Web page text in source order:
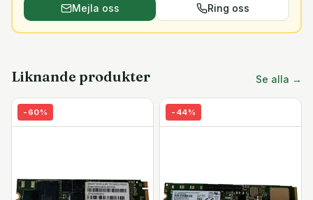
Mejla oss Ring oss
Liknande produkter Se alla →
- 60% - 44%